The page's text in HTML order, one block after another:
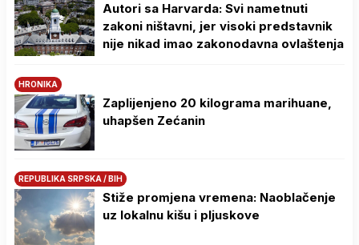
Autori sa Harvarda: Svi nametnuti
zakoni ništavni, jer visoki predstavnik
nije nikad imao zakonodavna ovlaštenja
HRONIKA
Zaplijenjeno 20 kilograma marihuane,
uhapšen Zećanin
REPUBLIKA SRPSKA / BIH
Stiže promjena vremena: Naoblačenje
uz lokalnu kišu i pljuskove